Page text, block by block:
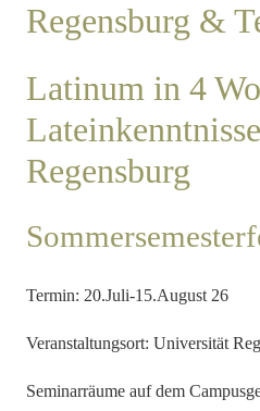
Regensburg &
Latinum in 4
Regensburg
Termin: 20.Juli-15.August 26
Veranstaltungsort: Universität
Seminarräume auf dem